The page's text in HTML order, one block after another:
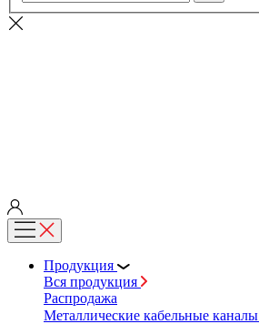
Продукция
Вся продукция
Распродажа
Металлические кабельные каналы